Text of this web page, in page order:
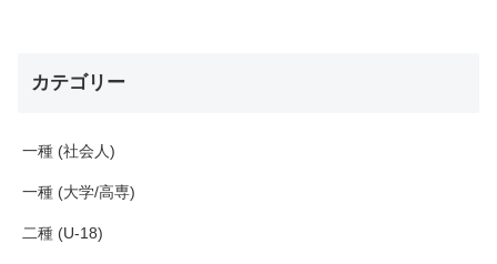
カテゴリー
一種 (社会人)
一種 (大学/高専)
二種 (U-18)